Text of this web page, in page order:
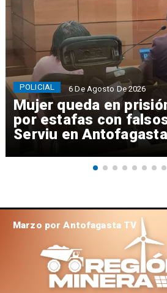
Mujer queda en
por estafas con
Serviu en Antofagasta
POLICIAL 6 De Agosto De 2026
Marzo por Antofagasta TV